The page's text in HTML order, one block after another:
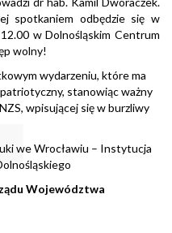
spotkaniem odbędzie się w
w Dolnośląskim Centrum
wolny!
wydarzeniu, które ma
stanowiąc ważny
wpisującej się w burzliwy
we Wrocławiu – Instytucja
Województwa